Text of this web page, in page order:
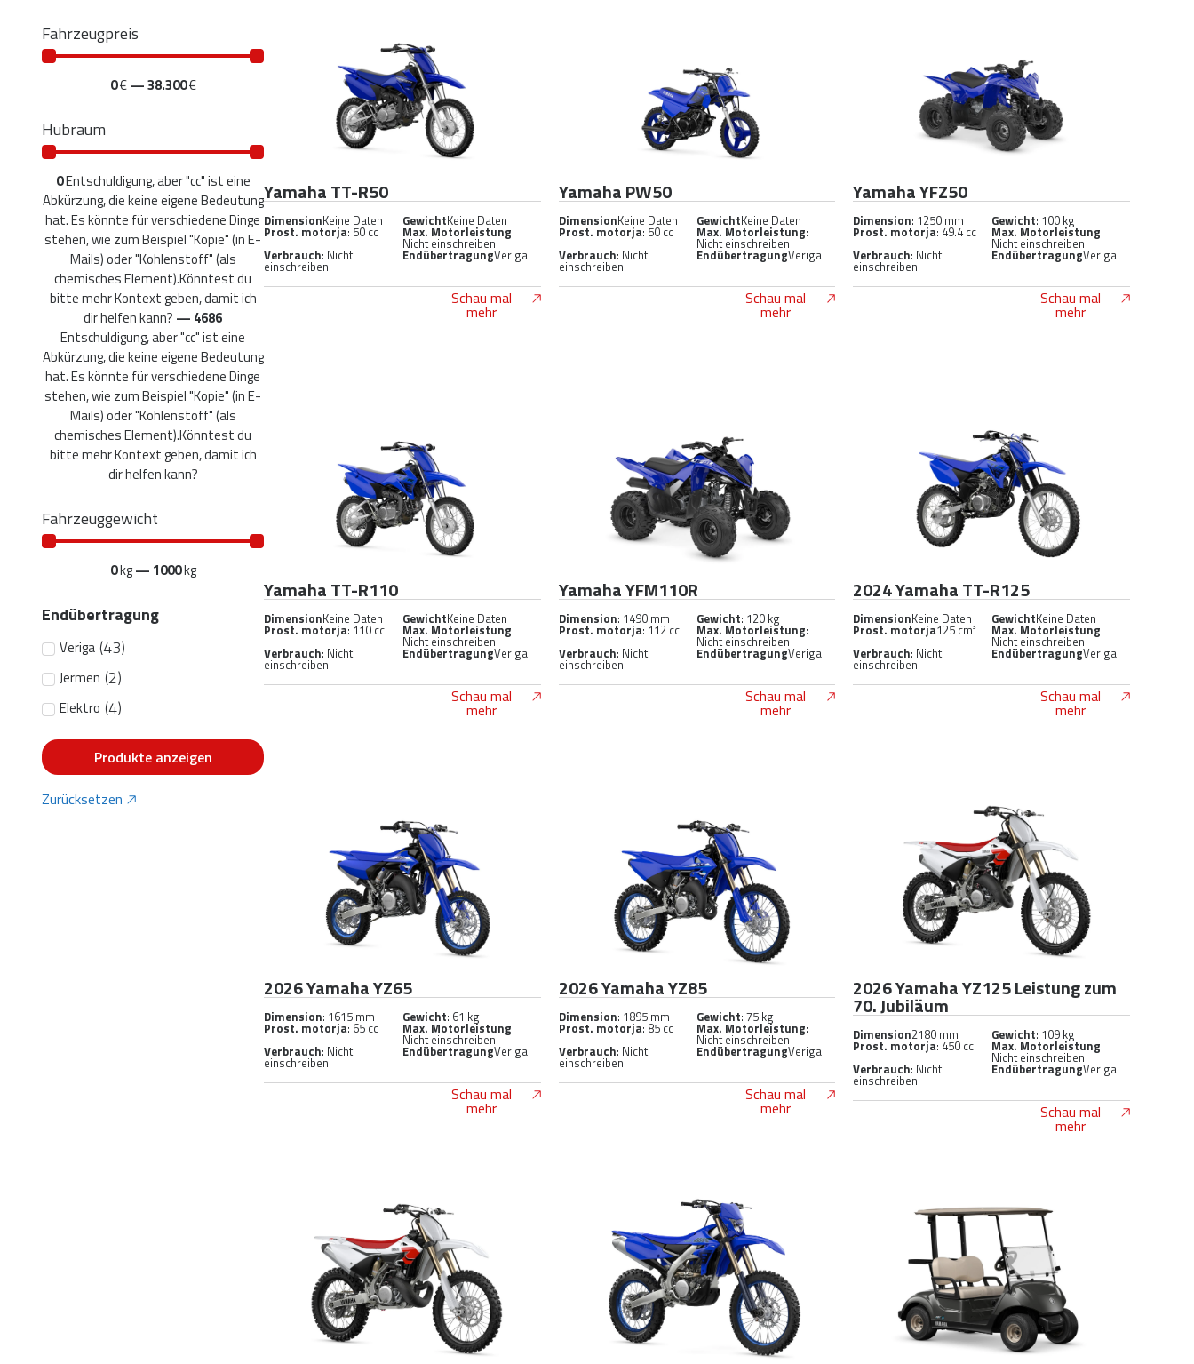
Fahrzeugpreis
0€—38.300€
Hubraum
0Entschuldigung, aber "cc" ist eine
Abkürzung, die keine eigene Bedeutung
hat. Es könnte für verschiedene Dinge
stehen, wie zum Beispiel "Kopie" (in E-
Mails) oder "Kohlenstoff" (als
chemisches Element).Könntest du
bitte mehr Kontext geben, damit ich
dir helfen kann? — 4686
Entschuldigung, aber "cc" ist eine
Abkürzung, die keine eigene Bedeutung
hat. Es könnte für verschiedene Dinge
stehen, wie zum Beispiel "Kopie" (in E-
Mails) oder "Kohlenstoff" (als
chemisches Element).Könntest du
bitte mehr Kontext geben, damit ich
dir helfen kann?
Fahrzeuggewicht
0kg— 1000kg
Endübertragung
Veriga (43)
Jermen (2)
Elektro (4)
Produkte anzeigen
Zurücksetzen
Yamaha TT-R50
DimensionKeine Daten GewichtKeine Daten
Prost. motorja: 50 cc Max. Motorleistung:
Nicht einschreiben
Verbrauch: Nicht
einschreiben
EndübertragungVeriga
Schau mal
mehr
Yamaha PW50
DimensionKeine Daten GewichtKeine Daten
Prost. motorja: 50 cc Max. Motorleistung:
Nicht einschreiben
Verbrauch: Nicht
einschreiben
EndübertragungVeriga
Schau mal
mehr
Yamaha YFZ50
Dimension: 1250 mm Gewicht: 100 kg
Prost. motorja: 49.4 cc Max. Motorleistung:
Nicht einschreiben
Verbrauch: Nicht
einschreiben
EndübertragungVeriga
Schau mal
mehr
Yamaha TT-R110
DimensionKeine Daten GewichtKeine Daten
Prost. motorja: 110 cc Max. Motorleistung:
Nicht einschreiben
Verbrauch: Nicht
einschreiben
EndübertragungVeriga
Schau mal
mehr
Yamaha YFM110R
Dimension: 1490 mm Gewicht: 120 kg
Prost. motorja: 112 cc Max. Motorleistung:
Nicht einschreiben
Verbrauch: Nicht
einschreiben
EndübertragungVeriga
Schau mal
mehr
2024 Yamaha TT-R125
DimensionKeine Daten GewichtKeine Daten
Prost. motorja125 cm³ Max. Motorleistung:
Nicht einschreiben
Verbrauch: Nicht
einschreiben
EndübertragungVeriga
Schau mal
mehr
2026 Yamaha YZ65
Dimension: 1615 mm Gewicht: 61 kg
Prost. motorja: 65 cc Max. Motorleistung:
Nicht einschreiben
Verbrauch: Nicht
einschreiben
EndübertragungVeriga
Schau mal
mehr
2026 Yamaha YZ85
Dimension: 1895 mm Gewicht: 75 kg
Prost. motorja: 85 cc Max. Motorleistung:
Nicht einschreiben
Verbrauch: Nicht
einschreiben
EndübertragungVeriga
Schau mal
mehr
2026 Yamaha YZ125 Leistung zum
70. Jubiläum
Dimension2180 mm Gewicht: 109 kg
Prost. motorja: 450 cc Max. Motorleistung:
Nicht einschreiben
Verbrauch: Nicht
einschreiben
EndübertragungVeriga
Schau mal
mehr